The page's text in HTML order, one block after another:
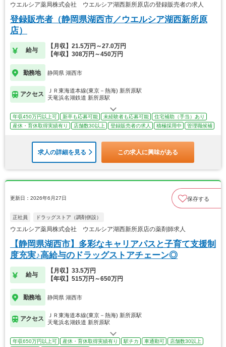
ウエルシア薬局株式会社 ウエルシア湖西新所原店の登録販売者の求人
登録販売者（静岡県湖西市／ウエルシア湖西新所原
店）
給与
【月収】21.5万円～27.0万円
【年収】308万円～450万円
勤務地 静岡県 湖西市
アクセス
ＪＲ東海道本線(東京－熱海) 新所原駅
天竜浜名湖鉄道 新所原駅
年収450万円以上可 新卒も応募可能 未経験者も応募可能
住宅補助（手当）あり
産休・育休取得実績有り
店舗数30以上 登録販売者の求人 積極採用中 管理職候補
求人の詳細を見る この求人に興味がある
更新日：2026年6月27日 保存する
正社員 ドラッグストア（調剤併設）
ウエルシア薬局株式会社 ウエルシア湖西新所原店の薬剤師求人
【静岡県湖西市】多彩なキャリアパスと子育て支援制
度充実♪高給与のドラッグストアチェーン◎
給与
【月収】33.5万円
【年収】515万円～650万円
勤務地 静岡県 湖西市
アクセス
ＪＲ東海道本線(東京－熱海) 新所原駅
天竜浜名湖鉄道 新所原駅
年収650万円以上可 産休・育休取得実績有り 駅チカ 車通勤可
店舗数30以上